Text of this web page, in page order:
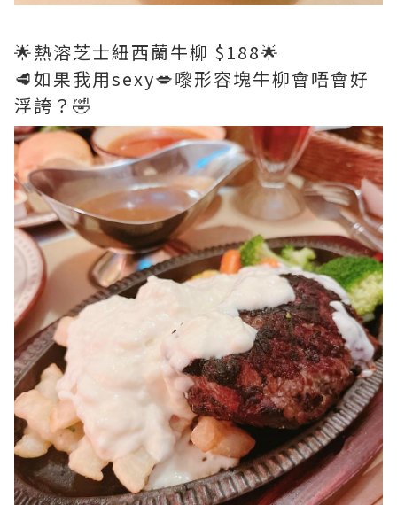
🌟熱溶芝士紐西蘭牛柳 $188🌟
🥩如果我用sexy💋嚟形容塊牛柳會唔會好
浮誇？🤣